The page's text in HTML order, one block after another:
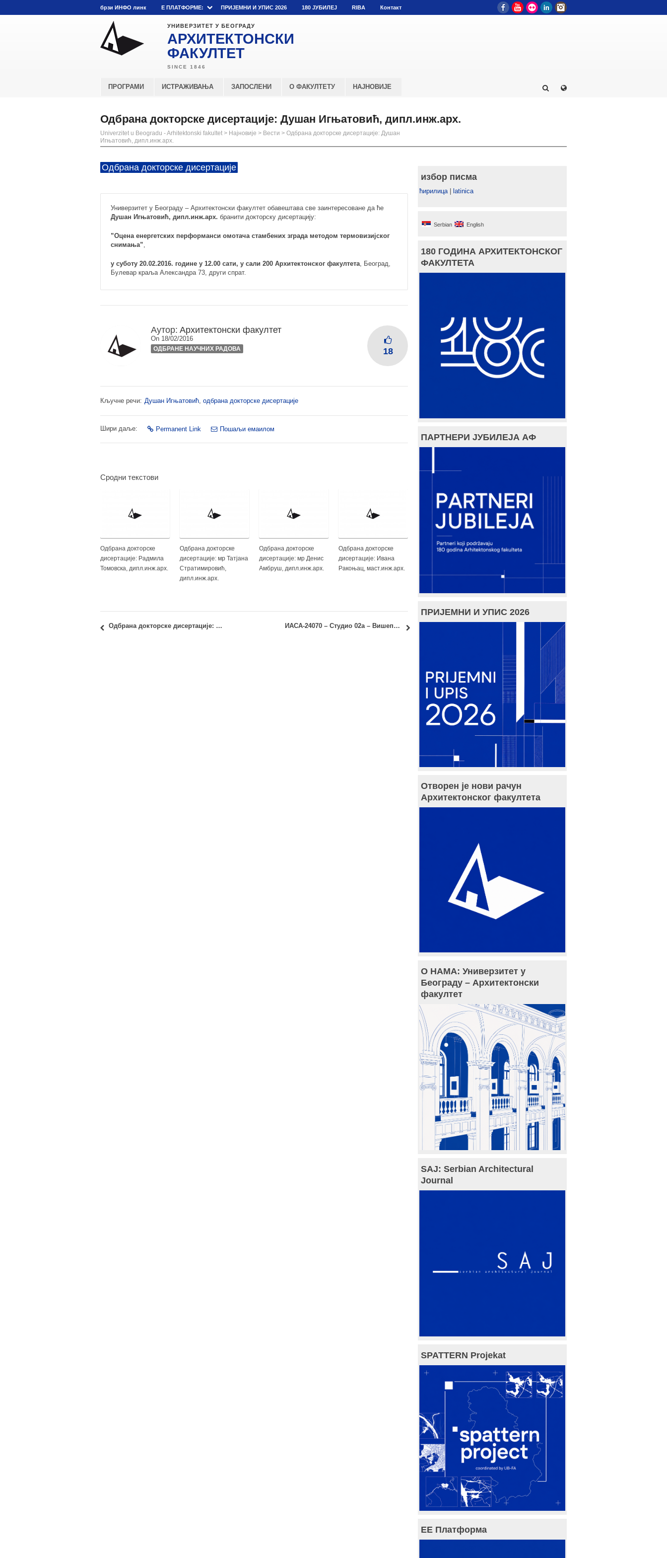
брзи ИНФО линк E ПЛАТФОРМЕ: ПРИЈЕМНИ И УПИС 2026 180 ЈУБИЛЕЈ RIBA Контакт FacebookYouTube
Flickr LinkedIn
УНИВЕРЗИТЕТ У БЕОГРАДУ
АРХИТЕКТОНСКИ
ФАКУЛТЕТ
ПРОГРАМИ ИСТРАЖИВАЊА ЗАПОСЛЕНИ О ФАКУЛТЕТУ НАЈНОВИЈЕ
Одбрана докторске дисертације: Душан Игњатовић, дипл.инж.арх.
Univerzitet u Beogradu - Arhitektonski fakultet > Најновије > Вести > Одбрана докторске дисертације: Душан
Игњатовић, дипл.инж.арх.
Одбрана докторске дисертације
Универзитет у Београду – Архитектонски факултет обавештава све заинтересоване да ће
Душан Игњатовић, дипл.инж.арх. бранити докторску дисертацију:
”Оцена енергетских перформанси омотача стамбених зграда методом термовизијског
снимања”,
у суботу 20.02.2016. године у 12.00 сати, у сали 200 Архитектонског факултета, Београд,
Булевар краља Александра 73, други спрат.
Аутор: Архитектонски факултет
On 18/02/2016
ОДБРАНЕ НАУЧНИХ РАДОВА 18
Кључне речи: Душан Игњатовић, одбрана докторске дисертације
Шири даље: Permanent Link Пошаљи емаилом
Сродни текстови
Одбрана докторске
дисертације: Радмила
Томовска, дипл.инж.арх.
Одбрана докторске
дисертације: мр Татјана
Стратимировић,
дипл.инж.арх.
Одбрана докторске
дисертације: мр Денис
Амбруш, дипл.инж.арх.
Одбрана докторске
дисертације: Ивана
Ракоњац, маст.инж.арх.
Одбрана докторске дисертације: Јелена Милошевић, дипл.инж.арх. ИАСА-24070 – Студио 02а – Вишепородично становање: Уводно предавање
избор писма
ћирилица| latinica
Serbian English
180 ГОДИНА АРХИТЕКТОНСКОГ
ФАКУЛТЕТА
ПАРТНЕРИ ЈУБИЛЕЈА АФ
ПРИЈЕМНИ И УПИС 2026
Отворен је нови рачун
Архитектонског факултета
О НАМА: Универзитет у
Београду – Архитектонски
факултет
SAJ: Serbian Architectural
Journal
SPATTERN Projekat
ЕЕ Платформа